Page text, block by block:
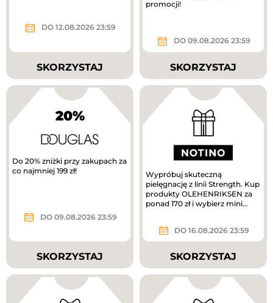
DO 12.08.2026 23:59
SKORZYSTAJ
promocji!
DO 09.08.2026 23:59
SKORZYSTAJ
20%
Do 20% zniżki przy zakupach za
co najmniej 199 zł!
DO 09.08.2026 23:59
SKORZYSTAJ
Wypróbuj skuteczną
pielęgnację z linii Strength. Kup
produkty OLEHENRIKSEN za
ponad 170 zł i wybierz mini
DO 16.08.2026 23:59
SKORZYSTAJ